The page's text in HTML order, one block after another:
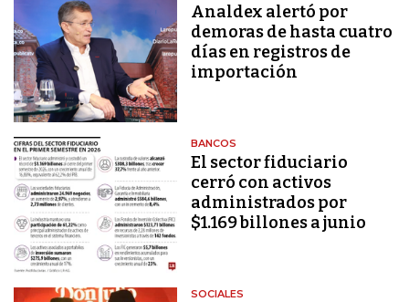
Analdex alertó por
demoras de hasta cuatro
días en registros de
importación
BANCOS
El sector fiduciario
cerró con activos
administrados por
$1.169 billones a junio
SOCIALES